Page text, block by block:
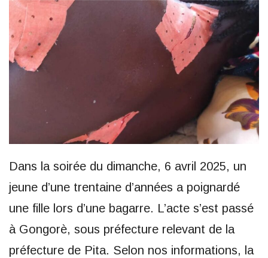
Dans la soirée du dimanche, 6 avril 2025, un
jeune d’une trentaine d’années a poignardé
une fille lors d’une bagarre. L’acte s’est passé
à Gongorè, sous préfecture relevant de la
préfecture de Pita. Selon nos informations, la